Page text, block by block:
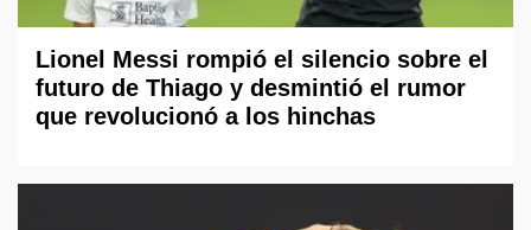
Lionel Messi rompió el silencio sobre el
futuro de Thiago y desmintió el rumor
que revolucionó a los hinchas